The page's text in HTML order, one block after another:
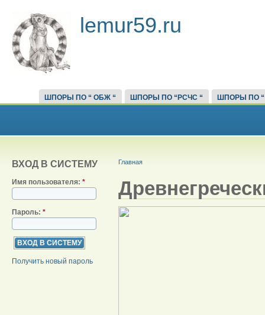
lemur59.ru
ШПОРЫ ПО “ ОБЖ “ ШПОРЫ ПО “РСЧС “ ШПОРЫ ПО “
ВХОД В СИСТЕМУ
Имя пользователя: *
Пароль: *
Получить новый пароль
Главная